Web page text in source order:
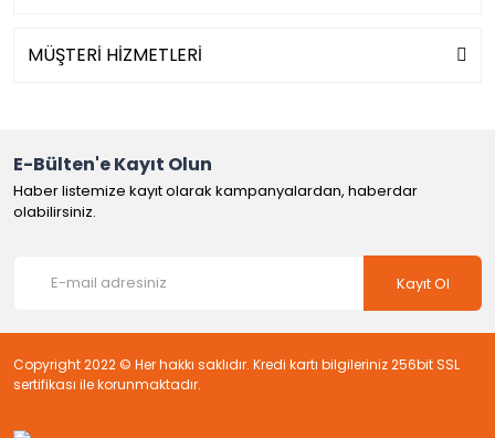
MÜŞTERİ HİZMETLERİ
E-Bülten'e Kayıt Olun
Haber listemize kayıt olarak kampanyalardan, haberdar
olabilirsiniz.
Kayıt Ol
Copyright 2022 © Her hakkı saklıdır. Kredi kartı bilgileriniz 256bit SSL
sertifikası ile korunmaktadır.